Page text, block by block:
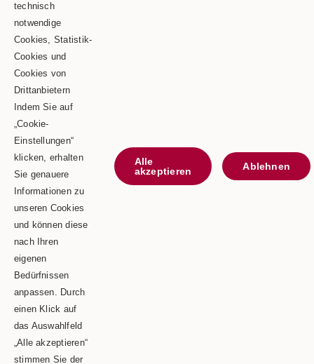
Schäble TEAM GmbH & Co.KG
Goldbergstraße 24
73469 Riesbürg
Telefon: 0 90 81 / 75 73
Telefax: 0 90 81 / 75 52
E-Mail: info@schaeble-team.de
Kontaktieren Sie uns
Impressum
Datenschutz
Copyright © 2026 | Schäble TEAM GmbH & Co.KG
technisch
notwendige
Cookies, Statistik-
Cookies und
Cookies von
Drittanbietern
Indem Sie auf
„Cookie-
Einstellungen“
klicken, erhalten
Sie genauere
Informationen zu
unseren Cookies
und können diese
nach Ihren
eigenen
Bedürfnissen
anpassen. Durch
einen Klick auf
das Auswahlfeld
„Alle akzeptieren“
stimmen Sie der
Alle
akzeptieren
Ablehnen